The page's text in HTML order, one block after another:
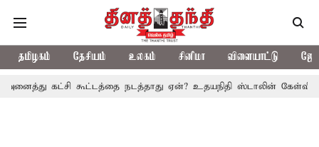
தமிழகம் தேசியம் உலகம் சினிமா விளையாட்டு
கூட்டத்தை நடத்தாது ஏன்? உதயநிதி ஸ்டாலின் கேள்வி த.வெ.க.